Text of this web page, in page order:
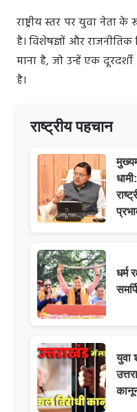
राष्ट्रीय स्तर पर युवा
है। विशेषज्ञों और
माना है, जो उन्हें एक
है।
राष्ट्रीय पहचान
धर्म
युवा